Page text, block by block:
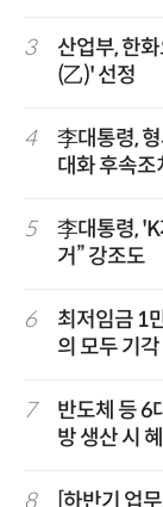
3
산업부, 한
(乙)' 선정
4
李대통령,
대화 후속조
5
李대통령,
거” 강조도
6
최저임금 1
의 모두 기각
7
반도체 등 6
방 생산 시
8
[하반기 업